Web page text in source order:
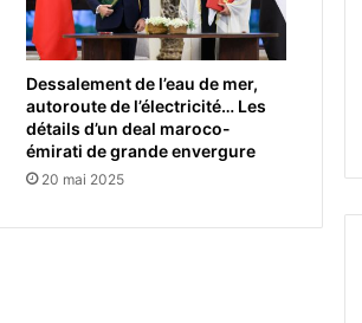
Dessalement de l’eau de mer,
autoroute de l’électricité… Les
détails d’un deal maroco-
émirati de grande envergure
20 mai 2025